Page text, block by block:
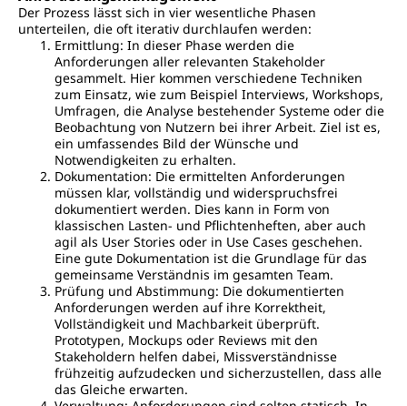
Der Prozess lässt sich in vier wesentliche Phasen
unterteilen, die oft iterativ durchlaufen werden:
Ermittlung: In dieser Phase werden die
Anforderungen aller relevanten Stakeholder
gesammelt. Hier kommen verschiedene Techniken
zum Einsatz, wie zum Beispiel Interviews, Workshops,
Umfragen, die Analyse bestehender Systeme oder die
Beobachtung von Nutzern bei ihrer Arbeit. Ziel ist es,
ein umfassendes Bild der Wünsche und
Notwendigkeiten zu erhalten.
Dokumentation: Die ermittelten Anforderungen
müssen klar, vollständig und widerspruchsfrei
dokumentiert werden. Dies kann in Form von
klassischen Lasten- und Pflichtenheften, aber auch
agil als User Stories oder in Use Cases geschehen.
Eine gute Dokumentation ist die Grundlage für das
gemeinsame Verständnis im gesamten Team.
Prüfung und Abstimmung: Die dokumentierten
Anforderungen werden auf ihre Korrektheit,
Vollständigkeit und Machbarkeit überprüft.
Prototypen, Mockups oder Reviews mit den
Stakeholdern helfen dabei, Missverständnisse
frühzeitig aufzudecken und sicherzustellen, dass alle
das Gleiche erwarten.